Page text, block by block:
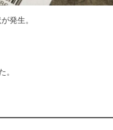
発生。
。